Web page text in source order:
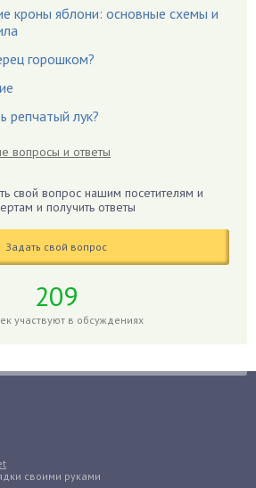
кроны яблони: основные схемы и
горошком?
репчатый лук?
вопросы и ответы
свой вопрос нашим посетителям и
и получить ответы
Задать свой вопрос
209
участвуют в обсуждениях
своими руками